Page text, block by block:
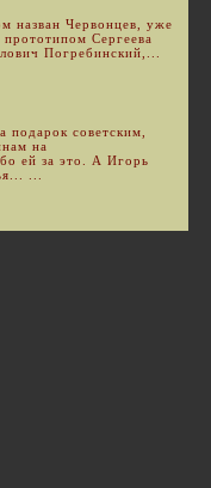
назван Червонцев, уже
Сергеева
Погребинский,...
подарок советским,
на
ей за это. А Игорь
...